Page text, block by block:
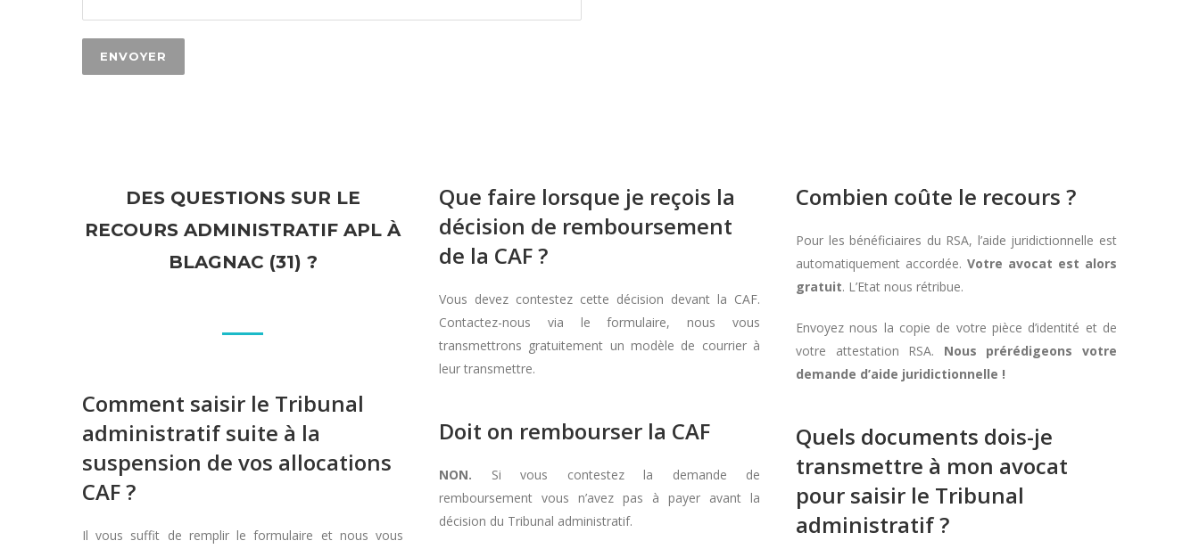
DES QUESTIONS SUR LE
RECOURS ADMINISTRATIF APL À
BLAGNAC (31) ?
Comment saisir le Tribunal
administratif suite à la
suspension de vos allocations
CAF ?
Il vous suffit de remplir le formulaire et nous vous
Que faire lorsque je reçois la
décision de remboursement
de la CAF ?
Vous devez contestez cette décision devant la CAF.
Contactez-nous via le formulaire, nous vous
transmettrons gratuitement un modèle de courrier à
leur transmettre.
Doit on rembourser la CAF
NON. Si vous contestez la demande de
remboursement vous n’avez pas à payer avant la
décision du Tribunal administratif.
Combien coûte le recours ?
Pour les bénéficiaires du RSA, l’aide juridictionnelle est
automatiquement accordée. Votre avocat est alors
gratuit. L’Etat nous rétribue.
Envoyez nous la copie de votre pièce d’identité et de
votre attestation RSA. Nous prérédigeons votre
demande d’aide juridictionnelle !
Quels documents dois-je
transmettre à mon avocat
pour saisir le Tribunal
administratif ?